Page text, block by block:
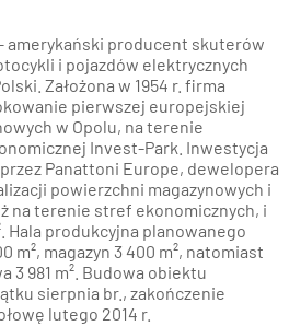
amerykański producent skuterów
i pojazdów elektrycznych
Założona w 1954 r. firma
pierwszej europejskiej
w Opolu, na terenie
Invest-Park. Inwestycja
Panattoni Europe, dewelopera
powierzchni magazynowych i
na terenie stref ekonomicznych, i
Hala produkcyjna planowanego
m², magazyn 3 400 m², natomiast
981 m². Budowa obiektu
sierpnia br., zakończenie
lutego 2014 r.